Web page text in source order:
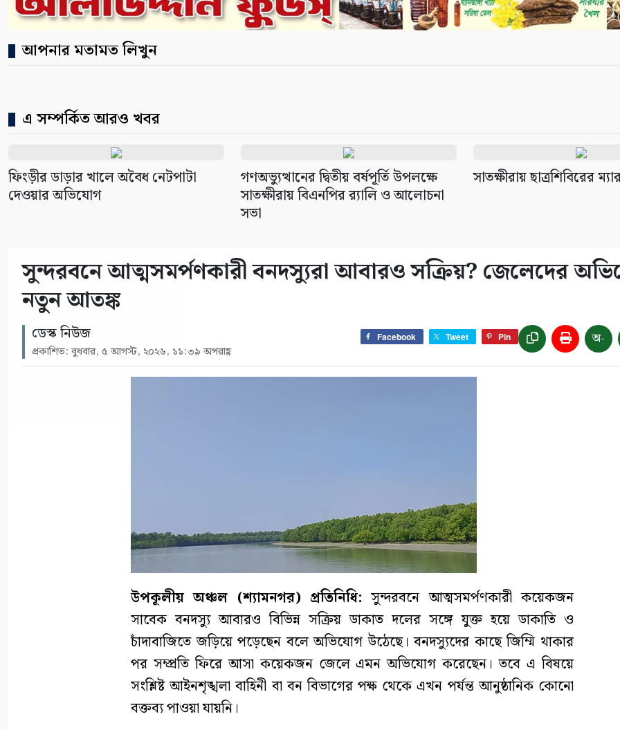
আপনার মতামত লিখুন
এ সম্পর্কিত আরও খবর
ফিংড়ীর ডাড়ার খালে অবৈধ নেটপাটা
দেওয়ার অভিযোগ
গণঅভ্যুত্থানের দ্বিতীয় বর্ষপূর্তি উপলক্ষে
সাতক্ষীরায় বিএনপির র‌্যালি ও আলোচনা
সভা
সাতক্ষীরায় ছাত্রশিবিরের
সুন্দরবনে আত্মসমর্পণকারী বনদস্যুরা আবারও সক্রিয়? জেলেদের
নতুন আতঙ্ক
ডেস্ক নিউজ
প্রকাশিত: বুধবার, ৫ আগস্ট, ২০২৬, ১১:৩৯ অপরাহ্ণ
Facebook Tweet Pin অ-
উপকূলীয় অঞ্চল (শ্যামনগর) প্রতিনিধি: সুন্দরবনে আত্মসমর্পণকারী কয়েকজন
সাবেক বনদস্যু আবারও বিভিন্ন সক্রিয় ডাকাত দলের সঙ্গে যুক্ত হয়ে ডাকাতি ও
চাঁদাবাজিতে জড়িয়ে পড়েছেন বলে অভিযোগ উঠেছে। বনদস্যুদের কাছে জিম্মি থাকার
পর সম্প্রতি ফিরে আসা কয়েকজন জেলে এমন অভিযোগ করেছেন। তবে এ বিষয়ে
সংশ্লিষ্ট আইনশৃঙ্খলা বাহিনী বা বন বিভাগের পক্ষ থেকে এখন পর্যন্ত আনুষ্ঠানিক কোনো
বক্তব্য পাওয়া যায়নি।